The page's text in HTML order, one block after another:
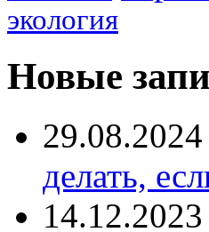
экология
Новые
29.08.2024
делать,
14.12.2023